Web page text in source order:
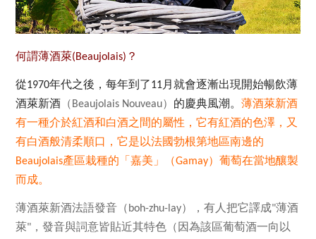
何謂薄酒萊(Beaujolais)？
從1970年代之後，每年到了11月就會逐漸出現開始暢飲薄
酒萊新酒 （Beaujolais Nouveau） 的慶典風潮。薄酒萊新酒
有一種介於紅酒和白酒之間的屬性，它有紅酒的色澤，又
有白酒般清柔順口，它是以法國勃根第地區南邊的
Beaujolais產區栽種的 「嘉美」（Gamay）葡萄在當地釀製
而成。
薄酒萊新酒法語發音（boh-zhu-lay），有人把它譯成"薄酒
萊" ，發音與詞意皆貼近其特色（因為該區葡萄酒一向以